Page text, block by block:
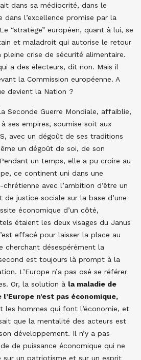
dans sa médiocrité, dans le
l’excellence promise par la
“stratège” européen, quant à lui, se
et maladroit qui autorise le retour
pleine crise de sécurité alimentaire.
a des électeurs, dit non. Mais il
la Commission européenne. A
devient la Nation ?
Seconde Guerre Mondiale, affaiblie,
ses empires, soumise soit aux
avec un dégoût de ses traditions
un dégoût de soi, de son
un temps, elle a pu croire au
ce continent uni dans une
avec l’ambition d’être un
justice sociale sur la base d’une
économique d’un côté,
étaient les deux visages du Janus
effacé pour laisser la place au
désespérément la
est toujours là prompt à la
L’Europe n’a pas osé se référer
Or, la solution à la maladie de
n’est pas économique,
les hommes qui font l’économie, et
que la mentalité des acteurs est
développement. Il n’y a pas
de puissance économique qui ne
sur un patriotisme et sur un esprit